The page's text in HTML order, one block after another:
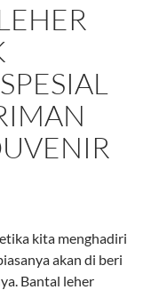
kita menghadiri
akan di beri
Bantal leher